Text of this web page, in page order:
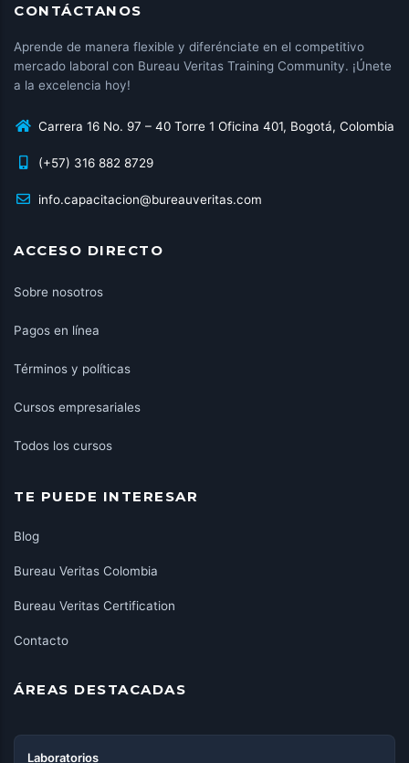
CONTÁCTANOS
Aprende de manera flexible y diferénciate en el competitivo
mercado laboral con Bureau Veritas Training Community. ¡Únete
a la excelencia hoy!
Carrera 16 No. 97 – 40 Torre 1 Oficina 401, Bogotá, Colombia
(+57) 316 882 8729
info.capacitacion@bureauveritas.com
ACCESO DIRECTO
Sobre nosotros
Pagos en línea
Términos y políticas
Cursos empresariales
Todos los cursos
TE PUEDE INTERESAR
Blog
Bureau Veritas Colombia
Bureau Veritas Certification
Contacto
ÁREAS DESTACADAS
Laboratorios